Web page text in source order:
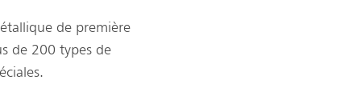
de première
de 200 types de